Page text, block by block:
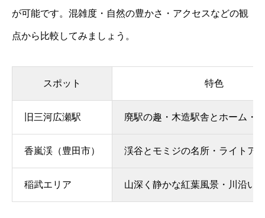
が可能です。混雑度・自然の豊かさ・アクセスなどの観
点から比較してみましょう。
スポット 特色
旧三河広瀬駅 廃駅の趣・木造駅舎とホーム・
香嵐渓（豊田市） 渓谷とモミジの名所・ライトア
稲武エリア 山深く静かな紅葉風景・川沿い